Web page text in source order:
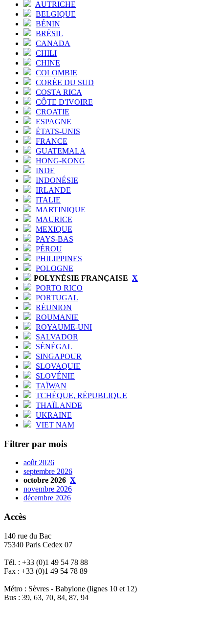
AUTRICHE
BELGIQUE
BÉNIN
BRÉSIL
CANADA
CHILI
CHINE
COLOMBIE
CORÉE DU SUD
COSTA RICA
CÔTE D'IVOIRE
CROATIE
ESPAGNE
ÉTATS-UNIS
FRANCE
GUATEMALA
HONG-KONG
INDE
INDONÉSIE
IRLANDE
ITALIE
MARTINIQUE
MAURICE
MEXIQUE
PAYS-BAS
PÉROU
PHILIPPINES
POLOGNE
POLYNÉSIE FRANÇAISE X
PORTO RICO
PORTUGAL
RÉUNION
ROUMANIE
ROYAUME-UNI
SALVADOR
SÉNÉGAL
SINGAPOUR
SLOVAQUIE
SLOVÉNIE
TAÏWAN
TCHÈQUE, RÉPUBLIQUE
THAÏLANDE
UKRAINE
VIET NAM
Filtrer par mois
août 2026
septembre 2026
octobre 2026 X
novembre 2026
décembre 2026
Accès
140 rue du Bac
75340 Paris Cedex 07
Tél. : +33 (0)1 49 54 78 88
Fax : +33 (0)1 49 54 78 89
Métro : Sèvres - Babylone (lignes 10 et 12)
Bus : 39, 63, 70, 84, 87, 94